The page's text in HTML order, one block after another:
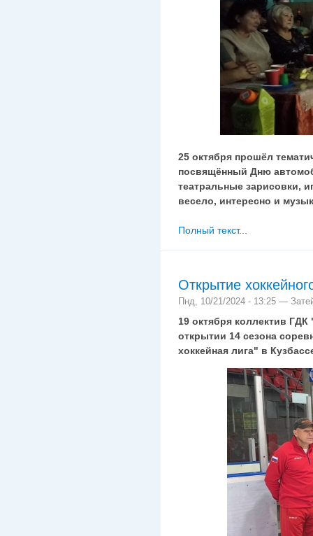
25 октября прошёл
посвящённый Дню
театральные зарисовки,
весело, интересно и
Полный текст...
Открытие
Пнд, 10/21/2024 - 13:25 —
19 октября коллектив
открытии 14 сезона
хоккейная лига" в